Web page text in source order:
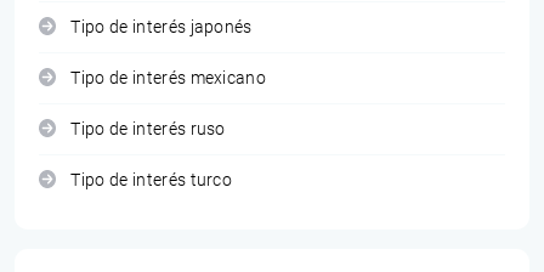
Tipo de interés japonés
Tipo de interés mexicano
Tipo de interés ruso
Tipo de interés turco